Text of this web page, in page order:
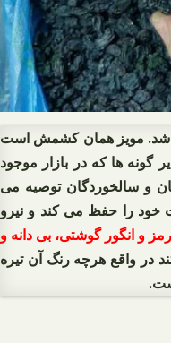
مویز همان کشمش است
ها که در بازار موجود
و سالخوردگان توصیه می
را حفظ می کند و نیرو
و انگور گوشتی، بی دانه و
واقع هرچه رنگ آن تیره